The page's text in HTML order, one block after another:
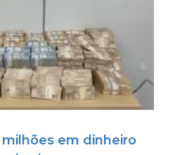
milhões em dinheiro